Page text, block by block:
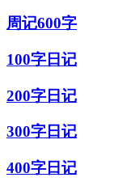
周记600字
100字日记
200字日记
300字日记
400字日记